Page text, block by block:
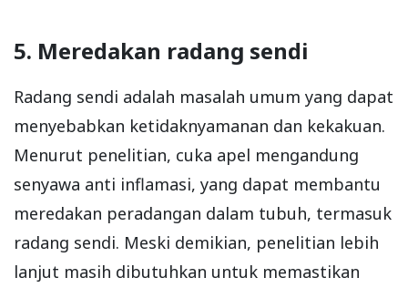
5. Meredakan radang sendi
Radang sendi adalah masalah umum yang dapat
menyebabkan ketidaknyamanan dan kekakuan.
Menurut penelitian, cuka apel mengandung
senyawa anti inflamasi, yang dapat membantu
meredakan peradangan dalam tubuh, termasuk
radang sendi. Meski demikian, penelitian lebih
lanjut masih dibutuhkan untuk memastikan